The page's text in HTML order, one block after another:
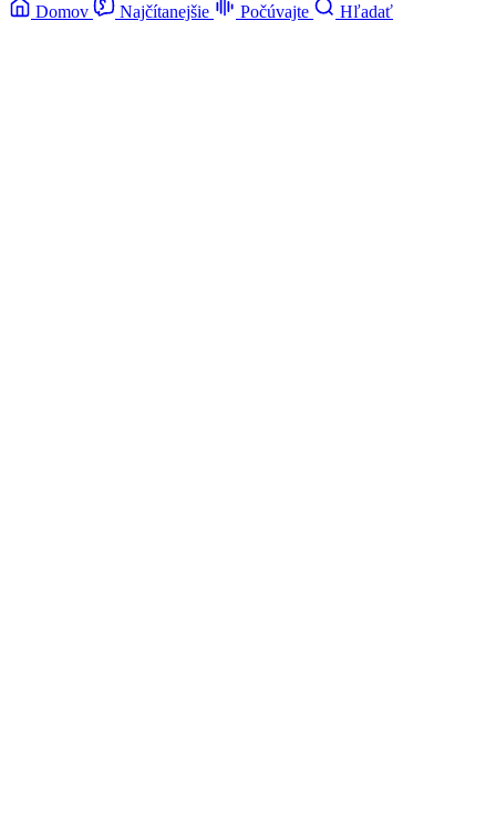
Domov Najčítanejšie Počúvajte Hľadať